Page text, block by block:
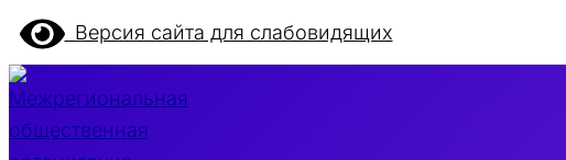
Перейти
содержимому
Версия сайта для слабовидящих